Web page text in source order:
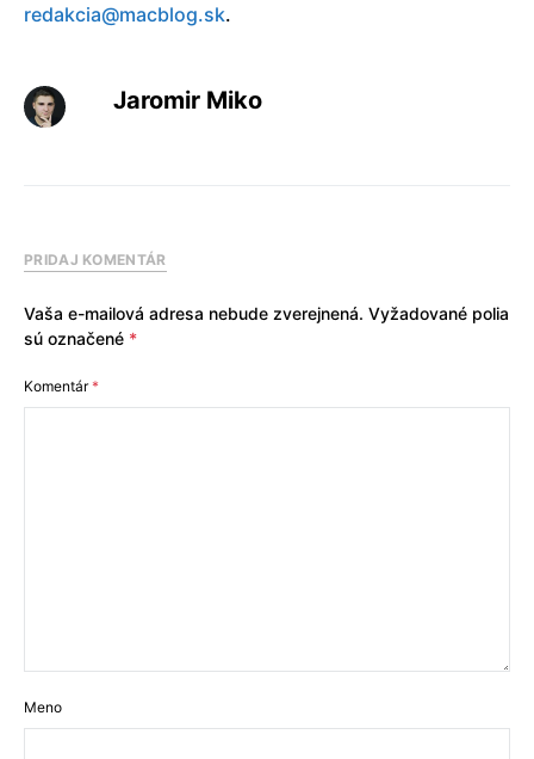
redakcia@macblog.sk.
Jaromir Miko
PRIDAJ KOMENTÁR
Vaša e-mailová adresa nebude zverejnená. Vyžadované polia
sú označené *
Komentár*
Meno